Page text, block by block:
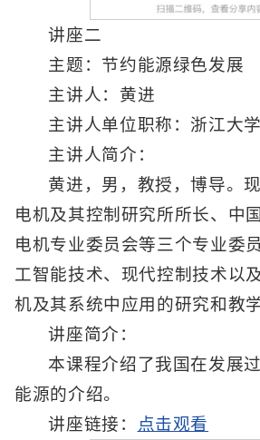
讲座二
主题：节约能源绿色发展
主讲人：黄进
主讲人单位职称：浙江大
主讲人简介：
黄进，男，教授，博导。
电机及其控制研究所所长、中
电机专业委员会等三个专业委
工智能技术、现代控制技术以
机及其系统中应用的研究和教学
讲座简介：
本课程介绍了我国在发展
能源的介绍。
讲座链接：
点击观看